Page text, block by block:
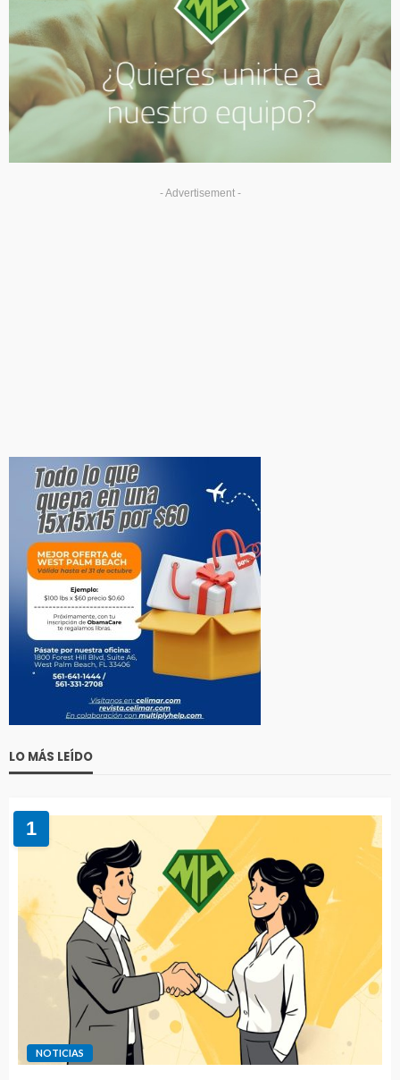
- Advertisement -
LO MÁS LEÍDO
1
NOTICIAS